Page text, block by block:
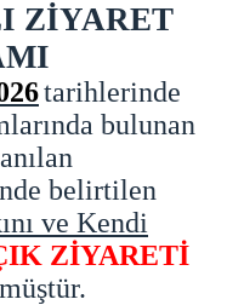
ZİYARET
tarihlerinde
bulunan
belirtilen
ve Kendi
ZİYARETİ